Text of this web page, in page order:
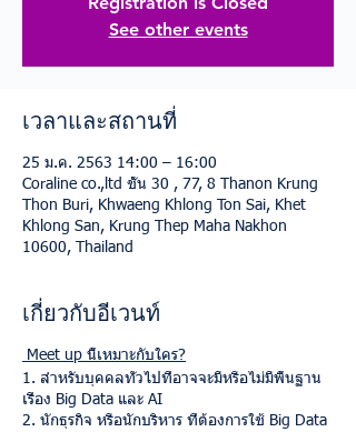
See other events
เวลาและสถานที่
25 ม.ค. 2563 14:00 – 16:00
Coraline co.,ltd ชั้น 30 , 77, 8 Thanon Krung
Thon Buri, Khwaeng Khlong Ton Sai, Khet
Khlong San, Krung Thep Maha Nakhon
10600, Thailand
เกี่ยวกับอีเวนท์
Meet up นี้เหมาะกับใคร?
1. สำหรับบุคคลทั่วไปที่อาจจะมีหรือไม่มีพื้นฐาน
เรื่อง Big Data และ AI
2. นักธุรกิจ หรือนักบริหาร ที่ต้องการใช้ Big Data